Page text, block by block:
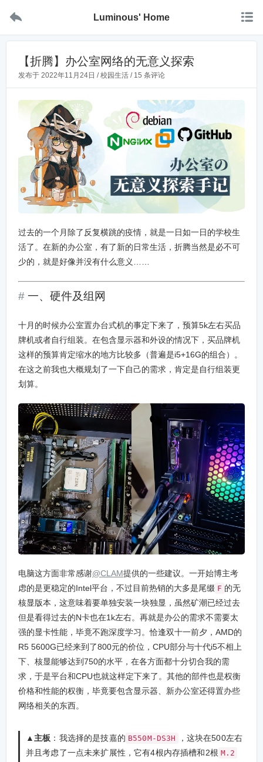
 Luminous' Home 
【折腾】办公室网络的无意义探索
发布于 2022年11月24日 /校园生活 / 15 条评论
过去的一个月除了反复横跳的疫情，就是一日如一日的学校生
活了。在新的办公室，有了新的日常生活，折腾当然是必不可
少的，就是好像并没有什么意义……
一、硬件及组网
十月的时候办公室置办台式机的事定下来了，预算5k左右买品
牌机或者自行组装。在包含显示器和外设的情况下，买品牌机
这样的预算肯定缩水的地方比较多（普遍是i5+16G的组合）。
在这之前我也大概规划了一下自己的需求，肯定是自行组装更
划算。
电脑这方面非常感谢@CLAM提供的一些建议。一开始博主考
虑的是更稳定的Intel平台，不过目前热销的大多是尾缀 F 的无
核显版本，这意味着要单独安装一块独显，虽然矿潮已经过去
但是看得过去的N卡也在1k左右。再就是办公的需求不需要太
强的显卡性能，毕竟不跑深度学习。恰逢双十一前夕，AMD的
R5 5600G已经来到了800元的价位，CPU部分与十代i5不相上
下、核显能够达到750的水平，在各方面都十分切合我的需
求，于是平台和CPU也就这样定下来了。其他的部件也是权衡
价格和性能的权衡，毕竟要包含显示器、新办公室还得置办些
网络相关的东西。
▲主板 ：我选择的是技嘉的 B550M-DS3H
，这块在500左右
并且考虑了一点未来扩展性，它有4根内存插槽和2根 M.2